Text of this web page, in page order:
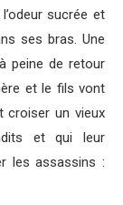
sucrée et
ses bras. Une
peine de retour
et le fils vont
croiser un vieux
et qui leur
les assassins :